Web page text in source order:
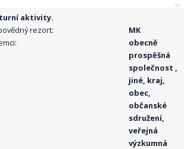
aktivity.
rezort:
MK
obecně
prospěšná
společnost ,
jiné, kraj,
obec,
občanské
sdružení,
veřejná
výzkumná